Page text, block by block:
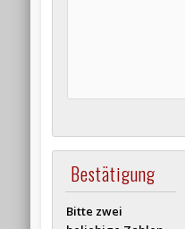
Bestätigung
Bitte zwei